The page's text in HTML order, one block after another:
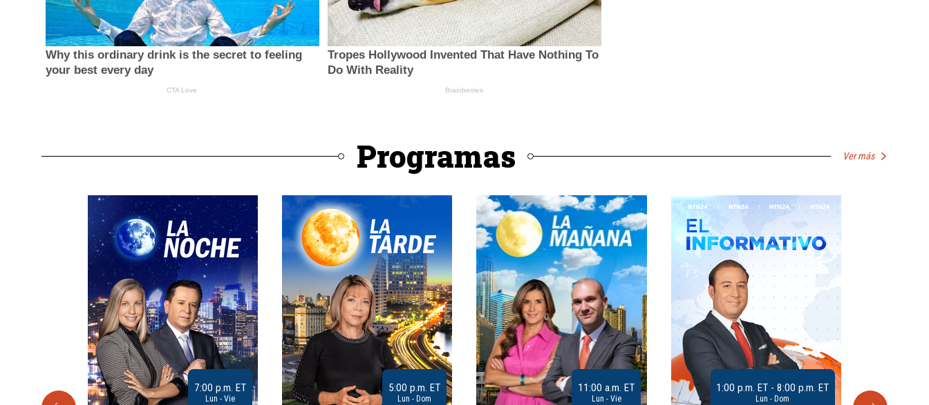
Programas Ver más
7:00 p.m. ET
Lun - Vie
5:00 p.m. ET
Lun - Dom
11:00 a.m. ET
Lun - Vie
1:00 p.m. ET - 8:00 p.m. ET
Lun - Dom